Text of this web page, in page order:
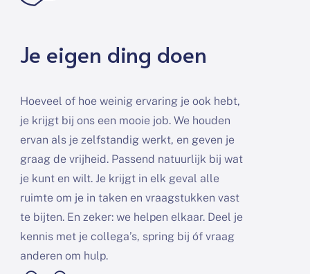
Je eigen ding doen
Hoeveel of hoe weinig ervaring je ook hebt,
je krijgt bij ons een mooie job. We houden
ervan als je zelfstandig werkt, en geven je
graag de vrijheid. Passend natuurlijk bij wat
je kunt en wilt. Je krijgt in elk geval alle
ruimte om je in taken en vraagstukken vast
te bijten. En zeker: we helpen elkaar. Deel je
kennis met je collega’s, spring bij óf vraag
anderen om hulp.